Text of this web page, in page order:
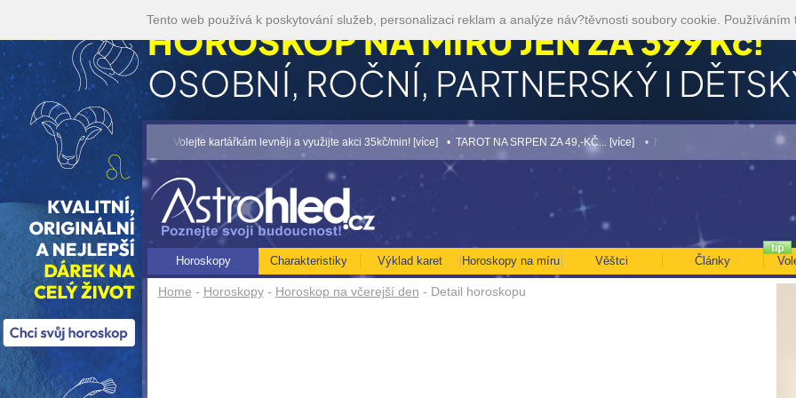
Home - Horoskopy- Horoskop na včerejší den - Detail horoskopu
Horoskopy Charakteristiky Výklad karet Horoskopy na míru Věštci Články
NA ROK 2026...[více] • Volejte kartářkám levněji a využijte akci 35kč/min! [více] • TAROT NA SRPEN ZA 49,-KČ... [více] • NEJVĚTŠÍ ROČNÍ HOROSKOP NA
Tento web používá k poskytování služeb, personalizaci reklam a analýze náv?těvnosti soubory cookie. Používáním